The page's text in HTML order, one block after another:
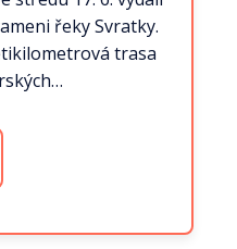
řeky Svratky.
trasa